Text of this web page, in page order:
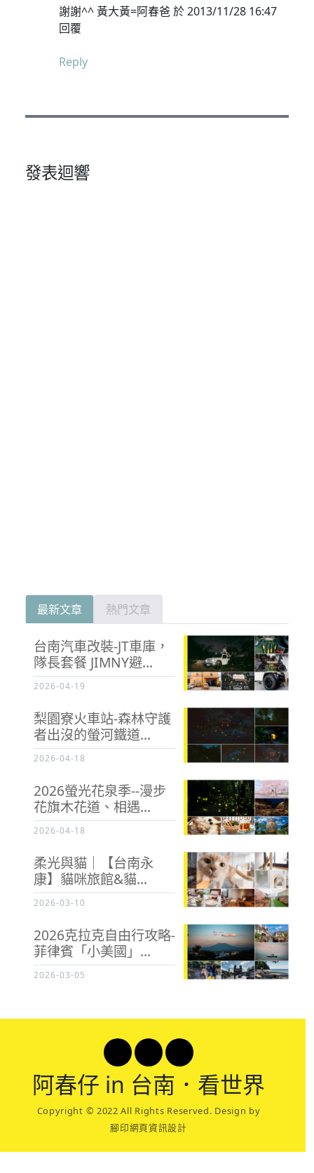
謝謝^^ 黃大黃=阿春爸 於 2013/11/28 16:47
回覆
Reply
發表迴響
最新文章 熱門文章
台南汽車改裝-JT車庫，
隊長套餐 JIMNY避...
2026-04-19
梨園寮火車站-森林守護
者出沒的螢河鐵道...
2026-04-18
2026螢光花泉季--漫步
花旗木花道、相遇...
2026-04-18
柔光與貓｜【台南永
康】貓咪旅館&貓...
2026-03-10
2026克拉克自由行攻略-
菲律賓「小美國」...
2026-03-05
阿春仔 in 台南．看世界
Copyright © 2022 All Rights Reserved. Design by
腳印網頁資訊設計